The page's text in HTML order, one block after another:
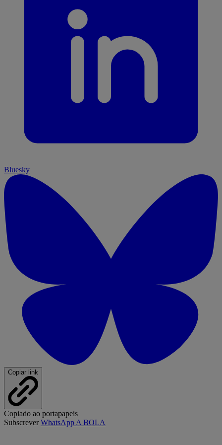
Bluesky
Copiar link
Copiado ao portapapeis
SubscreverWhatsApp A BOLA